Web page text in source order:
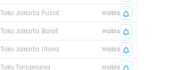
Toko Jakarta Pusat
Habis
Toko Jakarta Barat
Habis
Toko Jakarta Utara
Habis
Toko Tangerang
Habis